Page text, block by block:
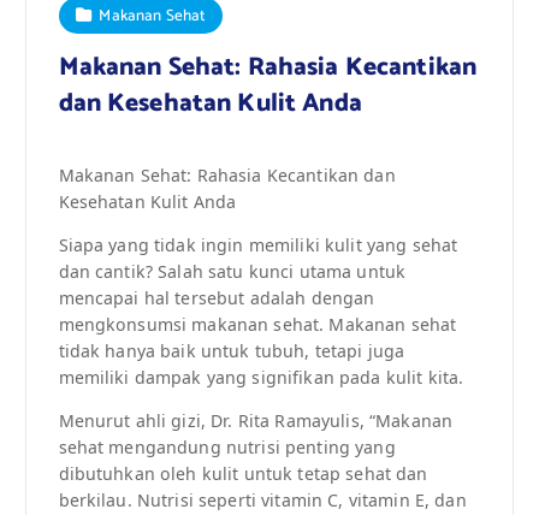
Makanan Sehat
Makanan Sehat: Rahasia Kecantikan
dan Kesehatan Kulit Anda
Makanan Sehat: Rahasia Kecantikan dan
Kesehatan Kulit Anda
Siapa yang tidak ingin memiliki kulit yang sehat
dan cantik? Salah satu kunci utama untuk
mencapai hal tersebut adalah dengan
mengkonsumsi makanan sehat. Makanan sehat
tidak hanya baik untuk tubuh, tetapi juga
memiliki dampak yang signifikan pada kulit kita.
Menurut ahli gizi, Dr. Rita Ramayulis, “Makanan
sehat mengandung nutrisi penting yang
dibutuhkan oleh kulit untuk tetap sehat dan
berkilau. Nutrisi seperti vitamin C, vitamin E, dan